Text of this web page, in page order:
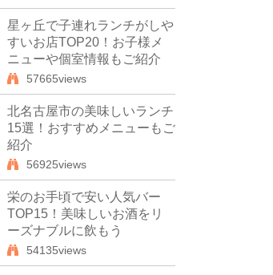
星ヶ丘で子連れランチがしや
すいお店TOP20！お子様メ
ニューや個室情報もご紹介
57665views
北名古屋市の美味しいランチ
15選！おすすめメニューもご
紹介
56925views
栄のお手頃で安い人気バー
TOP15！美味しいお酒をリ
ーズナブルに飲もう
54135views